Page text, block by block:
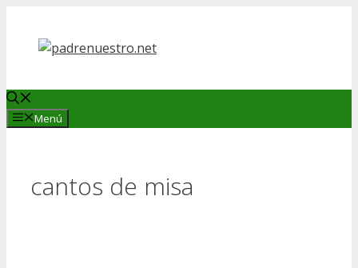
contenido
Menú
cantos de misa